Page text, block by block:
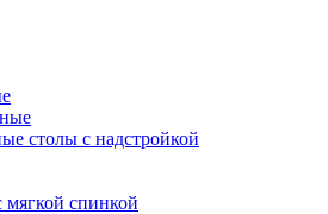
столы с надстройкой
мягкой спинкой